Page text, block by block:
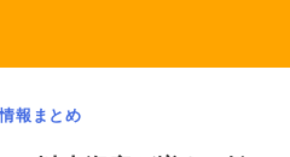
報まとめ